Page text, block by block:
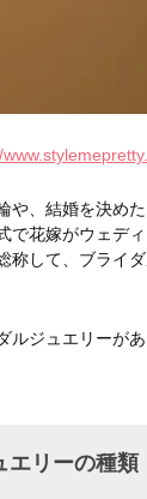
や、結婚を決め
で花嫁がウェデ
称して、ブライ
ルジュエリーが
エリーの種類